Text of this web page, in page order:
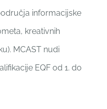
informacijske
kreativnih
MCAST nudi
EQF od 1. do